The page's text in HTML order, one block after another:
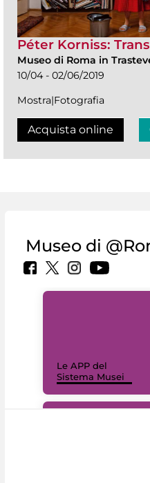
Péter Korniss:
Museo di Roma in
10/04 - 02/06/2019
Mostra|Fotografia
Acquista online
Museo di
Le APP del
Sistema Musei